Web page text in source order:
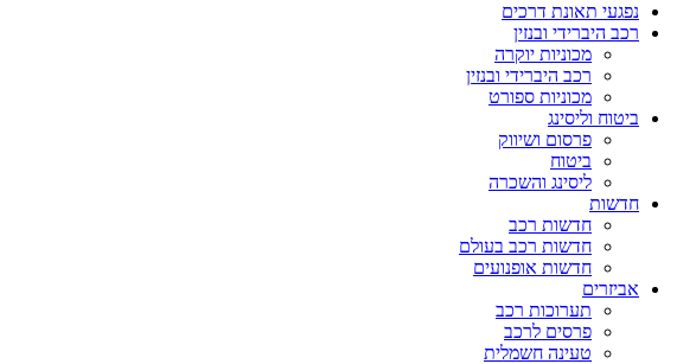
נפגעי תאונת דרכים
רכב היברידי ובנזין
מכוניות יוקרה
רכב היברידי ובנזין
מכוניות ספורט
ביטוח וליסינג
פרסום ושיווק
ביטוח
ליסינג והשכרה
חדשות
חדשות רכב
חדשות רכב בעולם
חדשות אופנועים
אביזרים
תערוכות רכב
פרסים לרכב
טעינה חשמלית